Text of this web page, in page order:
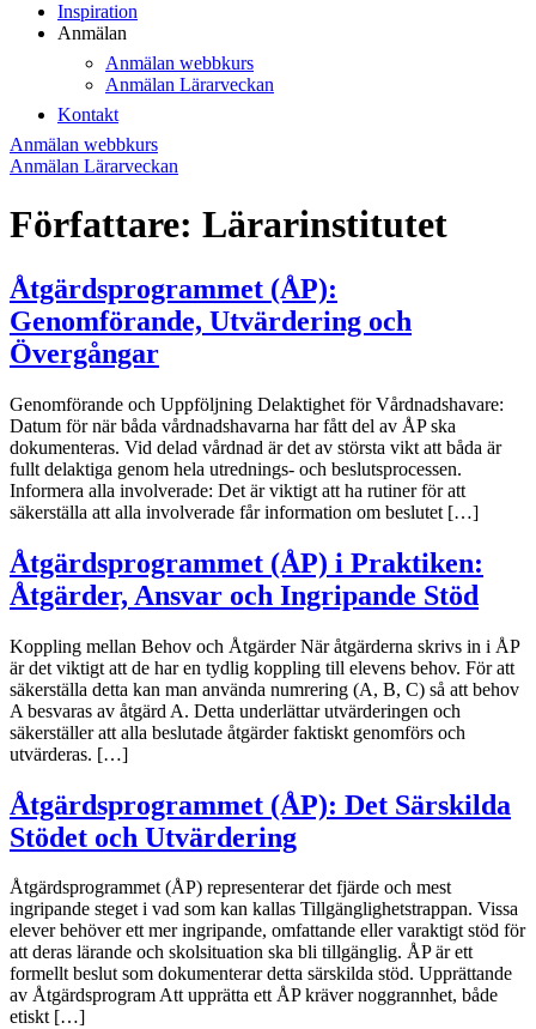
Inspiration
Anmälan
Anmälan webbkurs
Anmälan Lärarveckan
Kontakt
Anmälan webbkurs
Anmälan Lärarveckan
Författare: Lärarinstitutet
Åtgärdsprogrammet (ÅP):
Genomförande, Utvärdering och
Övergångar
Genomförande och Uppföljning Delaktighet för Vårdnadshavare:
Datum för när båda vårdnadshavarna har fått del av ÅP ska
dokumenteras. Vid delad vårdnad är det av största vikt att båda är
fullt delaktiga genom hela utrednings- och beslutsprocessen.
Informera alla involverade: Det är viktigt att ha rutiner för att
säkerställa att alla involverade får information om beslutet […]
Åtgärdsprogrammet (ÅP) i Praktiken:
Åtgärder, Ansvar och Ingripande Stöd
Koppling mellan Behov och Åtgärder När åtgärderna skrivs in i ÅP
är det viktigt att de har en tydlig koppling till elevens behov. För att
säkerställa detta kan man använda numrering (A, B, C) så att behov
A besvaras av åtgärd A. Detta underlättar utvärderingen och
säkerställer att alla beslutade åtgärder faktiskt genomförs och
utvärderas. […]
Åtgärdsprogrammet (ÅP): Det Särskilda
Stödet och Utvärdering
Åtgärdsprogrammet (ÅP) representerar det fjärde och mest
ingripande steget i vad som kan kallas Tillgänglighetstrappan. Vissa
elever behöver ett mer ingripande, omfattande eller varaktigt stöd för
att deras lärande och skolsituation ska bli tillgänglig. ÅP är ett
formellt beslut som dokumenterar detta särskilda stöd. Upprättande
av Åtgärdsprogram Att upprätta ett ÅP kräver noggrannhet, både
etiskt […]